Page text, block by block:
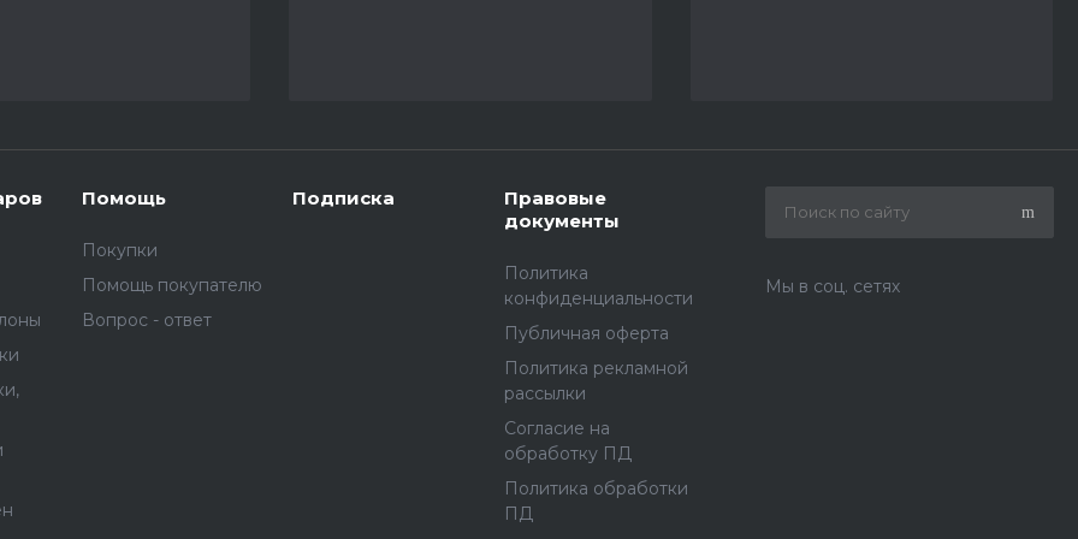
Помощь
Покупки
Помощь покупателю
Вопрос - ответ
Подписка
Правовые
документы
Политика
конфиденциальности
Публичная оферта
Политика рекламной
рассылки
Согласие на
обработку ПД
Политика обработки
ПД
Мы в соц. сетях